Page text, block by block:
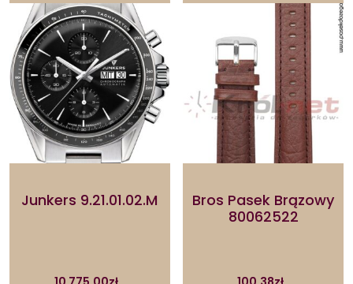
Junkers 9.21.01.02.M
Bros Pasek Brązowy
80062522